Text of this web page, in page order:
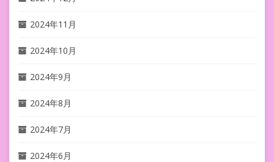
2024年11月
2024年10月
2024年9月
2024年8月
2024年7月
2024年6月